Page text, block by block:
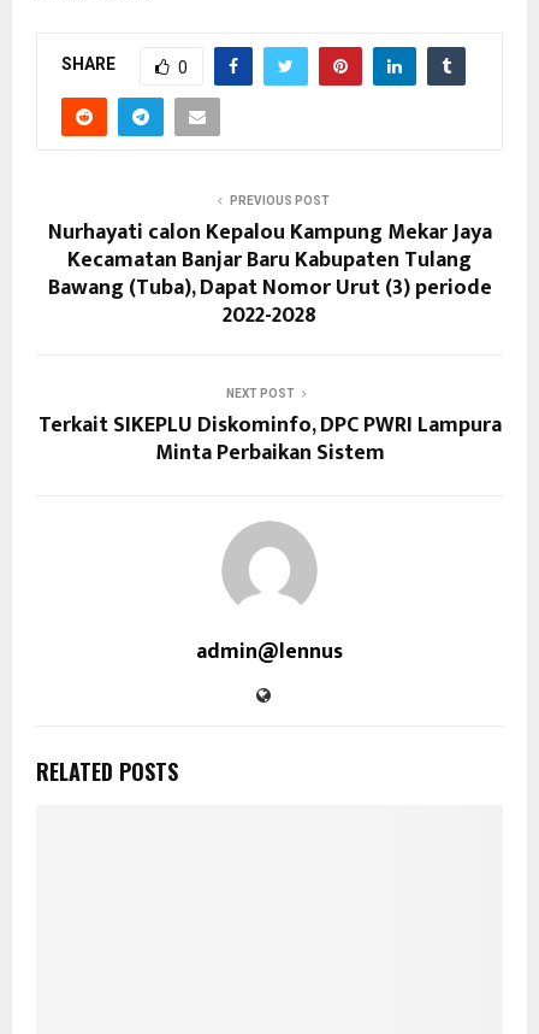
SHARE 0
PREVIOUS POST
Nurhayati calon Kepalou Kampung Mekar Jaya
Kecamatan Banjar Baru Kabupaten Tulang
Bawang (Tuba), Dapat Nomor Urut (3) periode
2022-2028
NEXT POST
Terkait SIKEPLU Diskominfo, DPC PWRI Lampura
Minta Perbaikan Sistem
admin@lennus
RELATED POSTS